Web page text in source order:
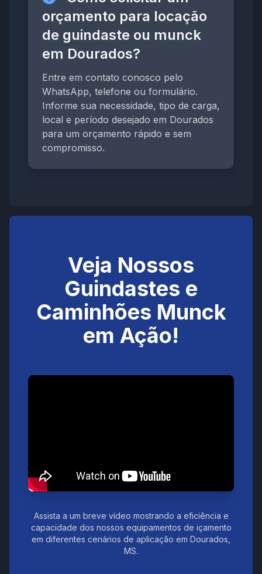
orçamento para locação
de guindaste ou munck
em Dourados?
Entre em contato conosco pelo
WhatsApp, telefone ou formulário.
Informe sua necessidade, tipo de carga,
local e período desejado em Dourados
para um orçamento rápido e sem
compromisso.
Veja Nossos
Guindastes e
Caminhões Munck
em Ação!
Assista a um breve vídeo mostrando a eficiência e
capacidade dos nossos equipamentos de içamento
em diferentes cenários de aplicação em Dourados,
MS.